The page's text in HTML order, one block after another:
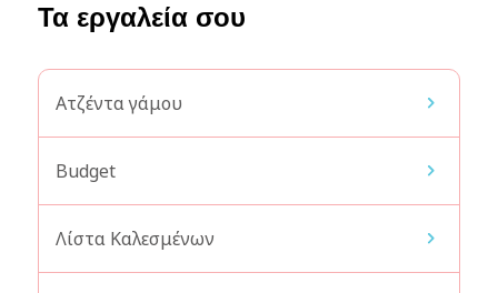
Τα εργαλεία σου
Ατζέντα γάμου
Budget
Λίστα Καλεσμένων